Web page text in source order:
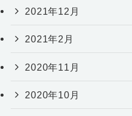
2021年12月
2021年2月
2020年11月
2020年10月